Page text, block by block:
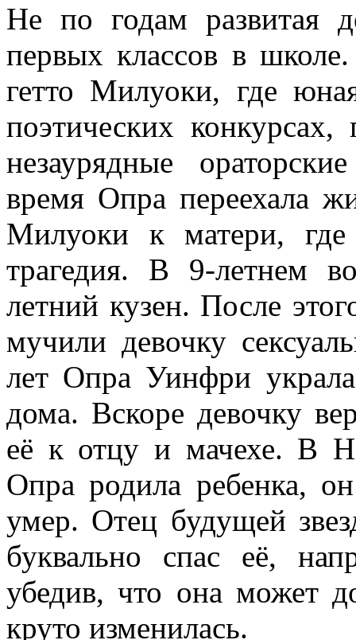
Не по годам развитая
первых классов в
гетто Милуоки, где
поэтических конкурсах,
незаурядные
время Опра переехала
Милуоки к матери, где
трагедия. В 9-летнем
летний кузен. После
мучили девочку
лет Опра Уинфри
дома. Вскоре девочку
её к отцу и мачехе. В
Опра родила ребенка,
умер. Отец будущей
буквально спас её,
убедив, что она может
круто изменилась.